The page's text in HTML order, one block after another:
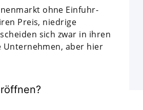
ohne Einfuhr-
Preis, niedrige
sich zwar in ihren
Unternehmen, aber hier